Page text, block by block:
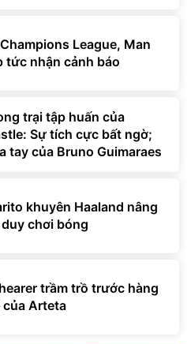
League, Man
tức nhận cảnh báo
trại tập huấn của
Sự tích cực bất ngờ;
tay của Bruno Guimaraes
khuyên Haaland nâng
chơi bóng
trầm trồ trước hàng
của Arteta